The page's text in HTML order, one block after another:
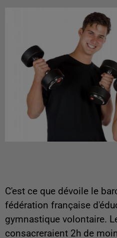
C'est ce que dévoile le
fédération française
gymnastique volontaire.
consacreraient 2h de